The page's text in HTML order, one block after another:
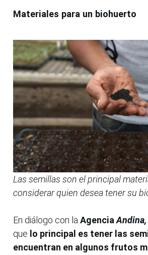
Materiales para un biohuerto
Las semillas son el principal
considerar quien desea tener su
En diálogo con laAgenciaAndina,
que lo principal es tener las
encuentran en algunos frutos